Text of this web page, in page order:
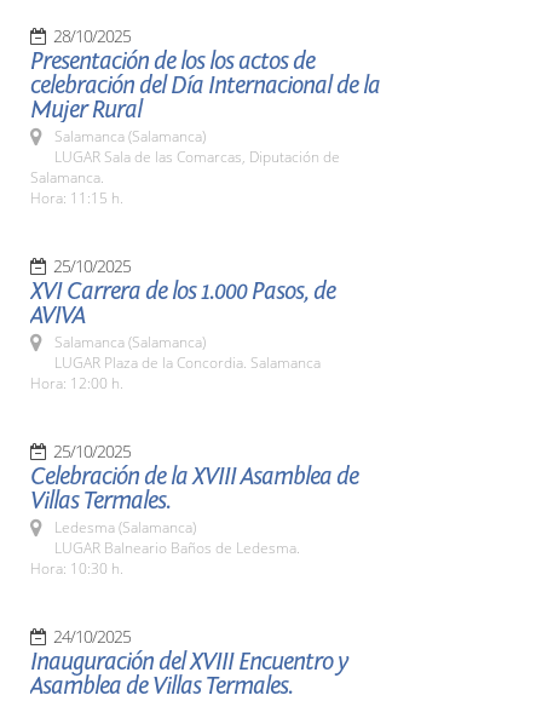
28/10/2025
Presentación de los los actos de
celebración del Día Internacional de la
Mujer Rural
Salamanca (Salamanca)
LUGAR Sala de las Comarcas, Diputación de
Salamanca.
Hora: 11:15 h.
25/10/2025
XVI Carrera de los 1.000 Pasos, de
AVIVA
Salamanca (Salamanca)
LUGAR Plaza de la Concordia. Salamanca
Hora: 12:00 h.
25/10/2025
Celebración de la XVIII Asamblea de
Villas Termales.
Ledesma (Salamanca)
LUGAR Balneario Baños de Ledesma.
Hora: 10:30 h.
24/10/2025
Inauguración del XVIII Encuentro y
Asamblea de Villas Termales.